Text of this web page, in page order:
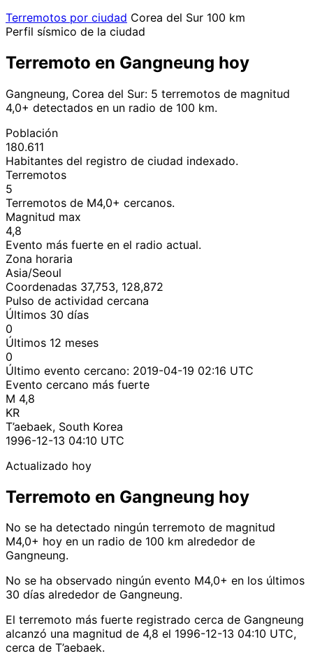
Terremotos por ciudad Corea del Sur 100 km
Perfil sísmico de la ciudad
Terremoto en Gangneung hoy
Gangneung, Corea del Sur: 5 terremotos de magnitud
4,0+ detectados en un radio de 100 km.
Población
180.611
Habitantes del registro de ciudad indexado.
Terremotos
5
Terremotos de M4,0+ cercanos.
Magnitud max
4,8
Evento más fuerte en el radio actual.
Zona horaria
Asia/Seoul
Coordenadas 37,753, 128,872
Pulso de actividad cercana
Últimos 30 días
0
Últimos 12 meses
0
Último evento cercano: 2019-04-19 02:16 UTC
Evento cercano más fuerte
M 4,8
KR
T’aebaek, South Korea
1996-12-13 04:10 UTC
Actualizado hoy
Terremoto en Gangneung hoy
No se ha detectado ningún terremoto de magnitud
M4,0+ hoy en un radio de 100 km alrededor de
Gangneung.
No se ha observado ningún evento M4,0+ en los últimos
30 días alrededor de Gangneung.
El terremoto más fuerte registrado cerca de Gangneung
alcanzó una magnitud de 4,8 el 1996-12-13 04:10 UTC,
cerca de T’aebaek.